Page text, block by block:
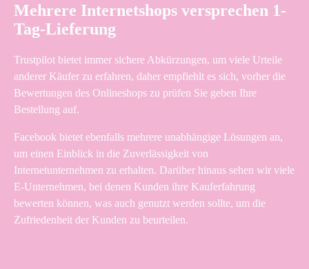
Mehrere Internetshops versprechen 1-
Tag-Lieferung
Trustpilot bietet immer sichere Abkürzungen, um viele Urteile
anderer Käufer zu erfahren, daher empfiehlt es sich, vorher die
Bewertungen des Onlineshops zu prüfen Sie geben Ihre
Bestellung auf.
Facebook bietet ebenfalls mehrere unabhängige Lösungen an,
um einen Einblick in die Zuverlässigkeit von
Internetunternehmen zu erhalten. Darüber hinaus sehen wir viele
E-Unternehmen, bei denen Kunden ihre Kauferfahrung
bewerten können, was auch genutzt werden sollte, um die
Zufriedenheit der Kunden zu beurteilen.